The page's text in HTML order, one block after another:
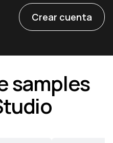
Crear cuenta
samples